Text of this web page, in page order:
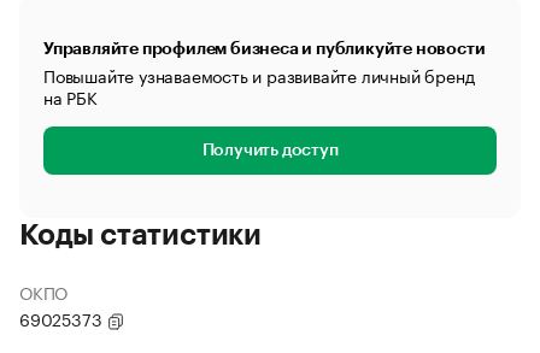
Управляйте профилем бизнеса и публикуйте новости
Повышайте узнаваемость и развивайте личный бренд
на РБК
Получить доступ
Коды статистики
ОКПО
69025373